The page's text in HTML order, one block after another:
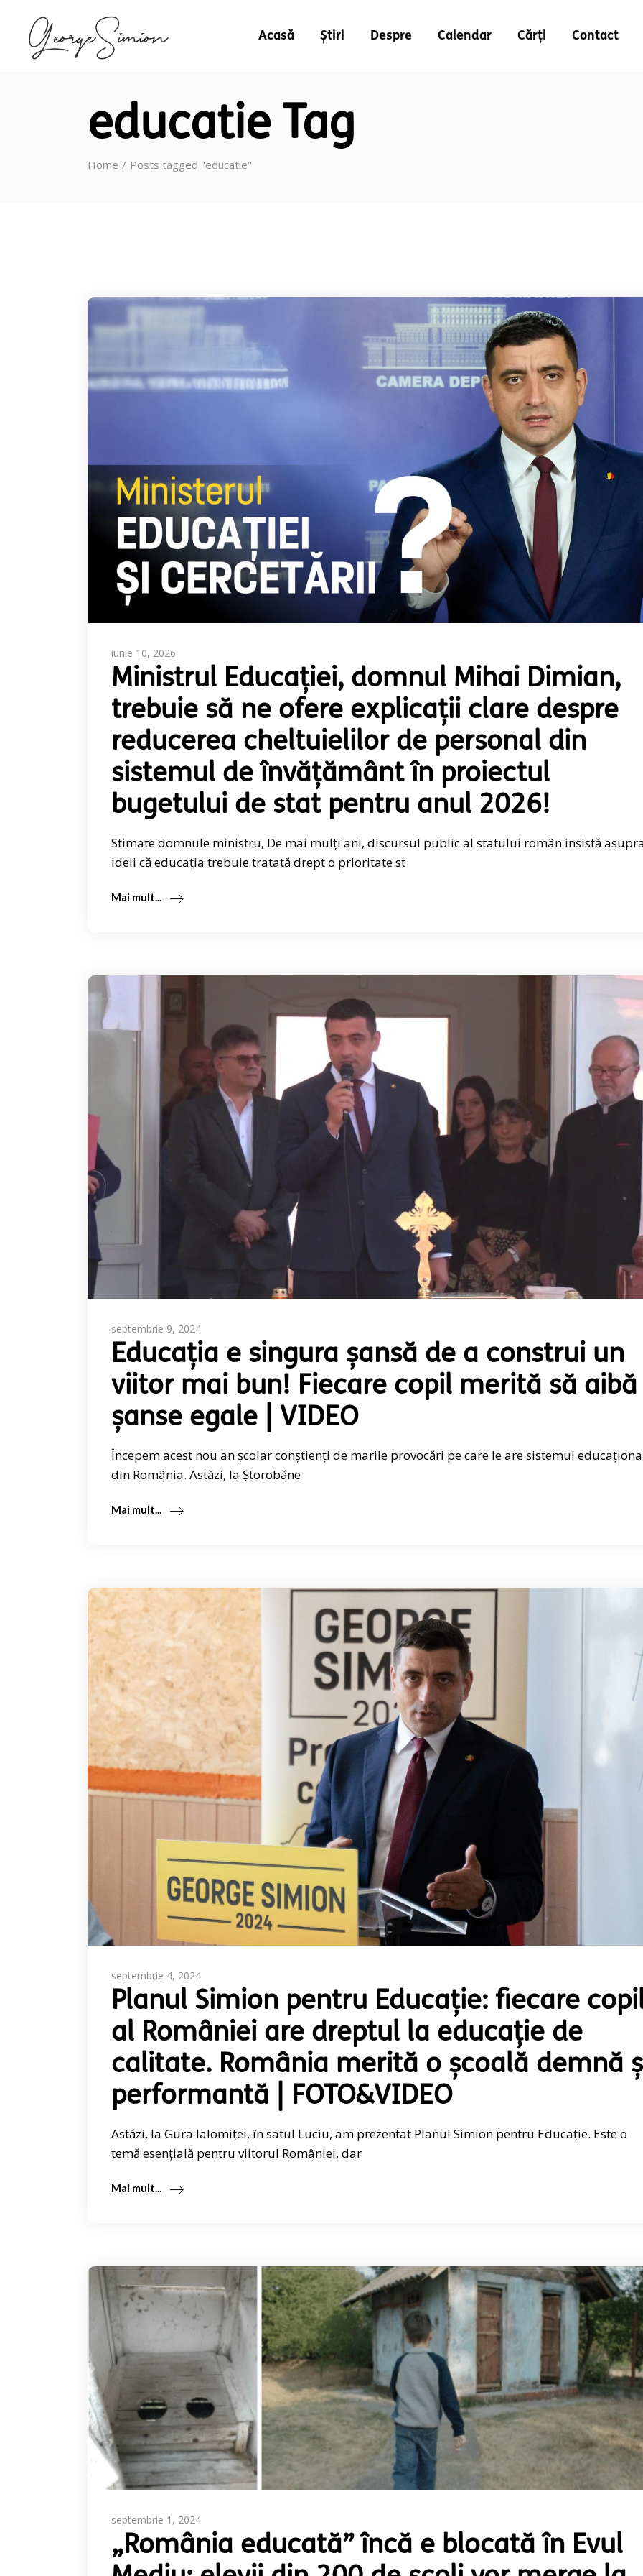
Acasă Știri Despre Calendar Cărți Contact
educatie Tag
Home Posts tagged "educatie"
iunie 10, 2026
Ministrul Educației, domnul Mihai Dimian,
trebuie să ne ofere explicații clare despre
reducerea cheltuielilor de personal din
sistemul de învățământ în proiectul
bugetului de stat pentru anul 2026!
Stimate domnule ministru, De mai mulți ani, discursul public al statului român insistă
ideii că educația trebuie tratată drept o prioritate st
Mai mult...
septembrie 9, 2024
Educația e singura șansă de a construi un
viitor mai bun! Fiecare copil merită să aibă
șanse egale | VIDEO
Începem acest nou an școlar conștienți de marile provocări pe care le are sistemul
din România. Astăzi, la Ștorobăne
Mai mult...
septembrie 4, 2024
Planul Simion pentru Educație: fiecare
al României are dreptul la educație de
calitate. România merită o școală demnă
performantă | FOTO&VIDEO
Astăzi, la Gura Ialomiței, în satul Luciu, am prezentat Planul Simion pentru Educație. Este o
temă esențială pentru viitorul României, dar
Mai mult...
septembrie 1, 2024
„România educată” încă e blocată în Evul